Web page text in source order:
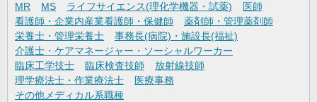
MR
MS ライフサイエンス(理化学機器・試薬)
医師
看護師・企業内産業看護師・保健師
薬剤師・管理薬剤師
栄養士・管理栄養士
事務長(病院)・施設長(福祉)
介護士・ケアマネージャー・ソーシャルワーカー
臨床工学技士
臨床検査技師
放射線技師
理学療法士・作業療法士
医療事務
その他メディカル系職種